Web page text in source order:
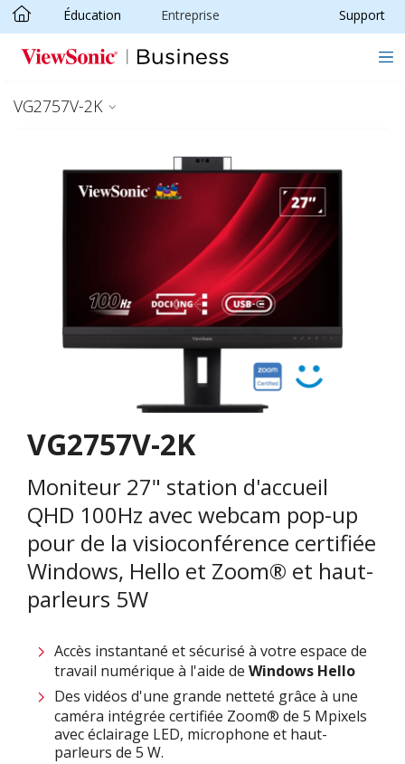
Passer au contenu principal
Éducation Entreprise Support
VG2757V-2K
VG2757V-2K
Moniteur 27" station d'accueil
QHD 100Hz avec webcam pop-up
pour de la visioconférence certifiée
Windows, Hello et Zoom® et haut-
parleurs 5W
Accès instantané et sécurisé à votre espace de
travail numérique à l'aide de Windows Hello
Des vidéos d'une grande netteté grâce à une
caméra intégrée certifiée Zoom® de 5 Mpixels
avec éclairage LED, microphone et haut-
parleurs de 5 W.